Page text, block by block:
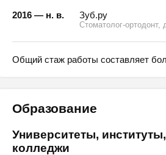
2016 — н. в. Зуб.ру
Стоматолог-ортодонт,
Общий стаж работы составляет
Образование
Университеты,
колледжи